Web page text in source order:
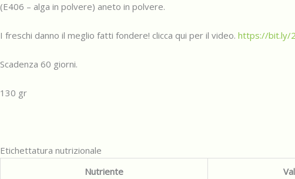
(E406 – alga in polvere) aneto in polvere.
I freschi danno il meglio fatti fondere! clicca qui per il video. https://bit.ly/
Scadenza 60 giorni.
130 gr
Etichettatura nutrizionale
Nutriente